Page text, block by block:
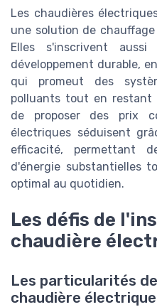
Les chaudières
une solution de
Elles s'inscrivent
développement durable,
qui promeut des
polluants tout en restant
de proposer des prix
électriques séduisent
efficacité, permettant
d'énergie substantielles
optimal au quotidien.
Les défis de
chaudière
Les particularités
chaudière électrique